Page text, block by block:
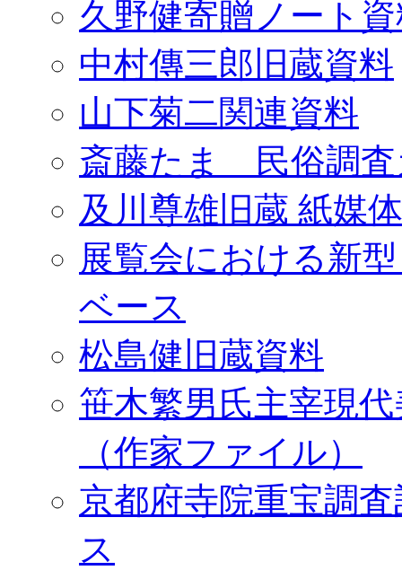
久野健寄贈ノート
中村傳三郎旧蔵資料
山下菊二関連資料
斎藤たま 民俗調査
及川尊雄旧蔵 紙媒
展覧会における新
ベース
松島健旧蔵資料
笹木繁男氏主宰現
（作家ファイル）
京都府寺院重宝調
ス